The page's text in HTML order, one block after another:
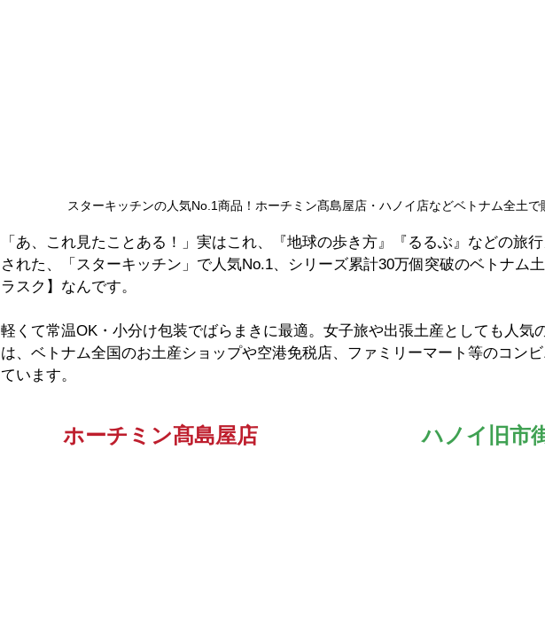
スターキッチンの人気No.1商品！ホーチミン髙島屋店・ハノイ店などベトナム全土で
「あ、これ見たことある！」実はこれ、『地球の歩き方』『るるぶ』などの旅
された、「スターキッチン」で人気No.1、シリーズ累計30万個突破のベトナム
ラスク】なんです。
軽くて常温OK・小分け包装でばらまきに最適。女子旅や出張土産としても人気
は、ベトナム全国のお土産ショップや空港免税店、ファミリーマート等のコン
ています。
ホーチミン髙島屋店 ハノイ旧市